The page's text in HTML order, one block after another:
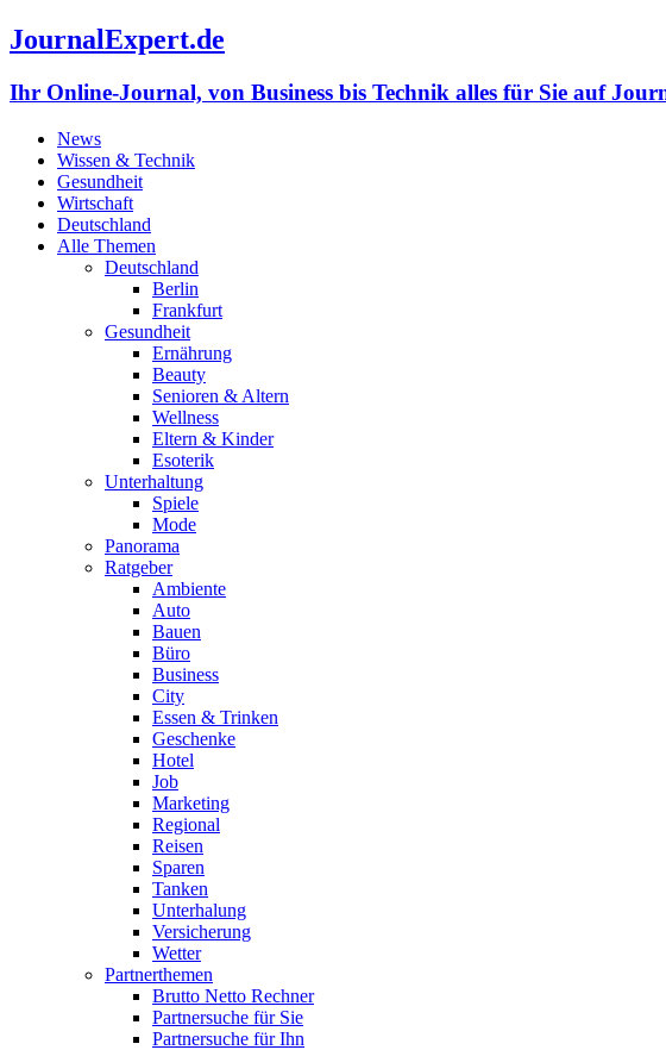
JournalExpert.de
Ihr Online-Journal, von Business bis Technik alles für Sie auf
News
Wissen & Technik
Gesundheit
Wirtschaft
Deutschland
Alle Themen
Deutschland
Berlin
Frankfurt
Gesundheit
Ernährung
Beauty
Senioren & Altern
Wellness
Eltern & Kinder
Esoterik
Unterhaltung
Spiele
Mode
Panorama
Ratgeber
Ambiente
Auto
Bauen
Büro
Business
City
Essen & Trinken
Geschenke
Hotel
Job
Marketing
Regional
Reisen
Sparen
Tanken
Unterhalung
Versicherung
Wetter
Partnerthemen
Brutto Netto Rechner
Partnersuche für Sie
Partnersuche für Ihn